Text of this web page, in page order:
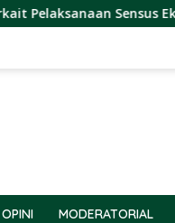
Sensus Ekonomi 2026
OPINI MODERATORIAL